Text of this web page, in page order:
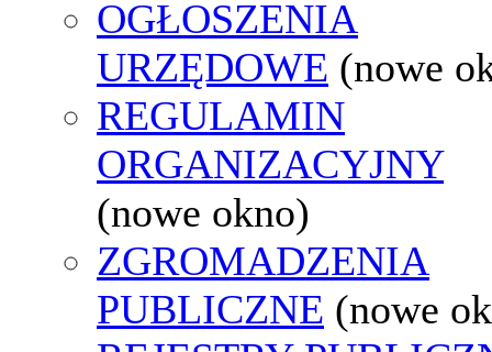
OGŁOSZENIA
URZĘDOWE (nowe
REGULAMIN
ORGANIZACYJNY
(nowe okno)
ZGROMADZENIA
PUBLICZNE (nowe